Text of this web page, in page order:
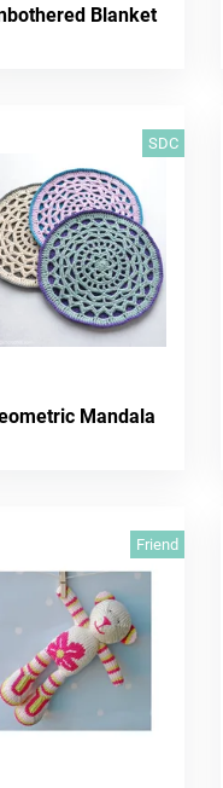
Blanket
SDC
Mandala
Friend